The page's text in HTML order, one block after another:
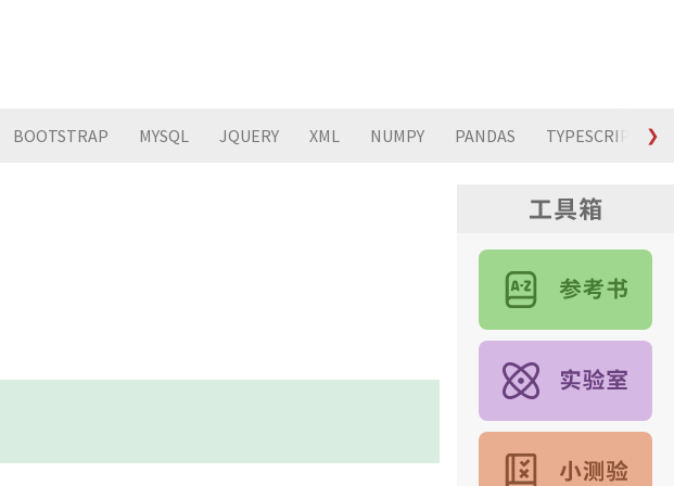
BOOTSTRAP MYSQL JQUERY XML NUMPY PANDAS TYPESCRIPT ❯